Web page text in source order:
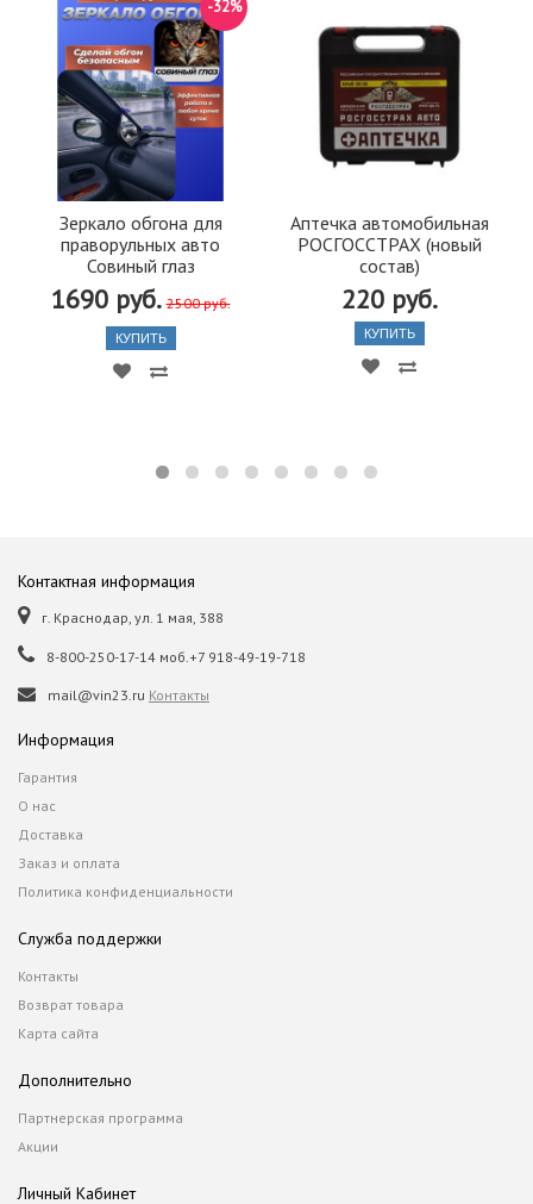
Зеркало обгона для
праворульных авто
Совиный глаз
1690 руб. 2500 руб.
-32%
КУПИТЬ
Аптечка автомобильная
РОСГОССТРАХ (новый
состав)
220 руб.
КУПИТЬ
Контактная информация
г. Краснодар, ул. 1 мая, 388
8-800-250-17-14 моб.+7 918-49-19-718
mail@vin23.ru Контакты
Информация
Гарантия
О нас
Доставка
Заказ и оплата
Политика конфиденциальности
Служба поддержки
Контакты
Возврат товара
Карта сайта
Дополнительно
Партнерская программа
Акции
Личный Кабинет